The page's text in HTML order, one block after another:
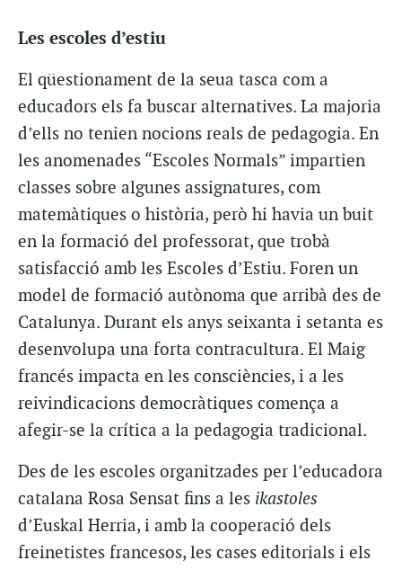
Les escoles d’estiu
El qüestionament de la seua tasca com a
educadors els fa buscar alternatives. La majoria
d’ells no tenien nocions reals de pedagogia. En
les anomenades “Escoles Normals” impartien
classes sobre algunes assignatures, com
matemàtiques o història, però hi havia un buit
en la formació del professorat, que trobà
satisfacció amb les Escoles d’Estiu. Foren un
model de formació autònoma que arribà des de
Catalunya. Durant els anys seixanta i setanta es
desenvolupa una forta contracultura. El Maig
francés impacta en les consciències, i a les
reivindicacions democràtiques comença a
afegir-se la crítica a la pedagogia tradicional.
Des de les escoles organitzades per l’educadora
catalana Rosa Sensat fins a les ikastoles
d’Euskal Herria, i amb la cooperació dels
freinetistes francesos, les cases editorials i els